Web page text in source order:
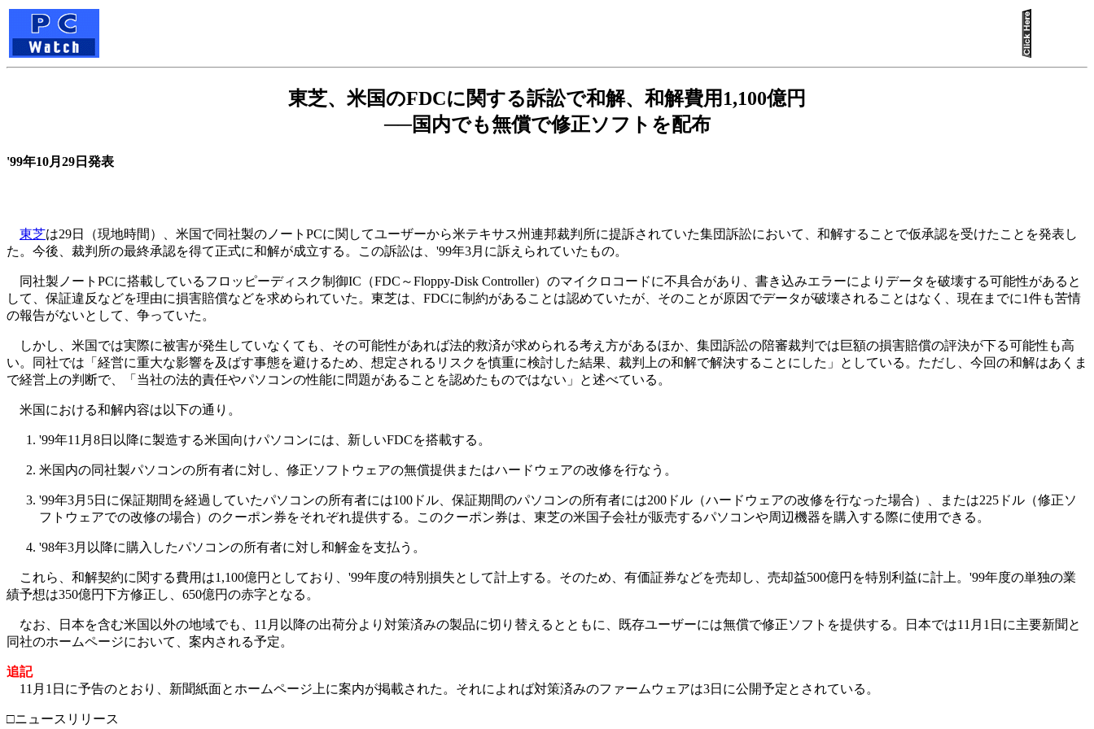
東芝、米国のFDCに関する訴訟で和解、和解費用1,100億円
──国内でも無償で修正ソフトを配布
'99年10月29日発表
東芝は29日（現地時間）、米国で同社製のノートPCに関してユーザーから米テキサス州連邦裁判所に提訴されていた集団訴訟において、和解することで仮承認を受けたことを発表し
た。今後、裁判所の最終承認を得て正式に和解が成立する。この訴訟は、'99年3月に訴えられていたもの。
同社製ノートPCに搭載しているフロッピーディスク制御IC（FDC～Floppy-Disk Controller）のマイクロコードに不具合があり、書き込みエラーによりデータを破壊する可能性があると
して、保証違反などを理由に損害賠償などを求められていた。東芝は、FDCに制約があることは認めていたが、そのことが原因でデータが破壊されることはなく、現在までに1件も苦情
の報告がないとして、争っていた。
しかし、米国では実際に被害が発生していなくても、その可能性があれば法的救済が求められる考え方があるほか、集団訴訟の陪審裁判では巨額の損害賠償の評決が下る可能性も高
い。同社では「経営に重大な影響を及ばす事態を避けるため、想定されるリスクを慎重に検討した結果、裁判上の和解で解決することにした」としている。ただし、今回の和解はあくま
で経営上の判断で、「当社の法的責任やパソコンの性能に問題があることを認めたものではない」と述べている。
米国における和解内容は以下の通り。
'99年11月8日以降に製造する米国向けパソコンには、新しいFDCを搭載する。
米国内の同社製パソコンの所有者に対し、修正ソフトウェアの無償提供またはハードウェアの改修を行なう。
'99年3月5日に保証期間を経過していたパソコンの所有者には100ドル、保証期間のパソコンの所有者には200ドル（ハードウェアの改修を行なった場合）、または225ドル（修正ソ
フトウェアでの改修の場合）のクーポン券をそれぞれ提供する。このクーポン券は、東芝の米国子会社が販売するパソコンや周辺機器を購入する際に使用できる。
'98年3月以降に購入したパソコンの所有者に対し和解金を支払う。
これら、和解契約に関する費用は1,100億円としており、'99年度の特別損失として計上する。そのため、有価証券などを売却し、売却益500億円を特別利益に計上。'99年度の単独の業
績予想は350億円下方修正し、650億円の赤字となる。
なお、日本を含む米国以外の地域でも、11月以降の出荷分より対策済みの製品に切り替えるとともに、既存ユーザーには無償で修正ソフトを提供する。日本では11月1日に主要新聞と
同社のホームページにおいて、案内される予定。
追記
11月1日に予告のとおり、新聞紙面とホームページ上に案内が掲載された。それによれば対策済みのファームウェアは3日に公開予定とされている。
□ニュースリリース